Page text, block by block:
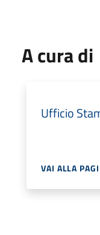
A cura di
Ufficio
VAI ALLA